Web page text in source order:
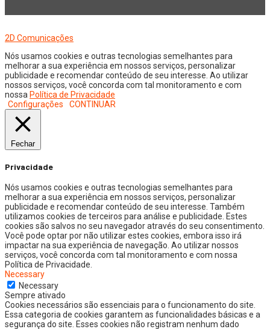
2D Comunicações
Nós usamos cookies e outras tecnologias semelhantes para
melhorar a sua experiência em nossos serviços, personalizar
publicidade e recomendar conteúdo de seu interesse. Ao utilizar
nossos serviços, você concorda com tal monitoramento e com
nossa Política de Privacidade
Configurações
CONTINUAR
Fechar
Privacidade
Nós usamos cookies e outras tecnologias semelhantes para
melhorar a sua experiência em nossos serviços, personalizar
publicidade e recomendar conteúdo de seu interesse. Também
utilizamos cookies de terceiros para análise e publicidade. Estes
cookies são salvos no seu navegador através do seu consentimento.
Você pode optar por não utilizar estes cookies, embora isso irá
impactar na sua experiência de navegação. Ao utilizar nossos
serviços, você concorda com tal monitoramento e com nossa
Política de Privacidade.
Necessary
Necessary
Sempre ativado
Cookies necessários são essenciais para o funcionamento do site.
Essa categoria de cookies garantem as funcionalidades básicas e a
segurança do site. Esses cookies não registram nenhum dado